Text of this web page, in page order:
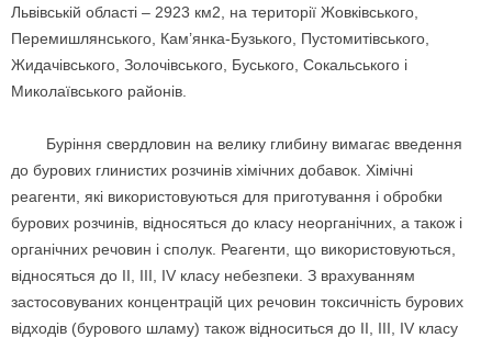
Львівській області – 2923 км2, на території Жовківського,
Перемишлянського, Кам’янка-Бузького, Пустомитівського,
Жидачівського, Золочівського, Буського, Сокальського і
Миколаївського районів.
Буріння свердловин на велику глибину вимагає введення
до бурових глинистих розчинів хімічних добавок. Хімічні
реагенти, які використовуються для приготування і обробки
бурових розчинів, відносяться до класу неорганічних, а також і
органічних речовин і сполук. Реагенти, що використовуються,
відносяться до ІІ, ІІІ, ІV класу небезпеки. З врахуванням
застосовуваних концентрацій цих речовин токсичність бурових
відходів (бурового шламу) також відноситься до ІІ, ІІІ, ІV класу